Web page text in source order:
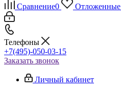
Сравнение0 Отложенные
Телефоны
+7(495)-050-03-15
Заказать звонок
Личный кабинет